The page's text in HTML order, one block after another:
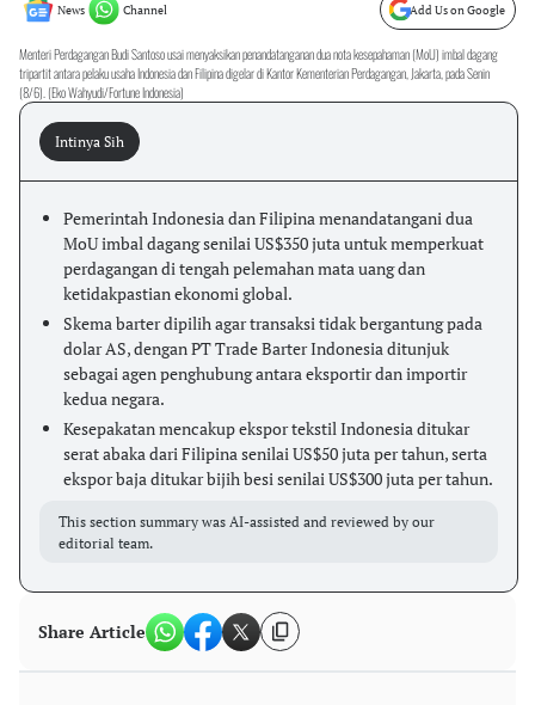
News Channel Add Us on Google
Menteri Perdagangan Budi Santoso usai menyaksikan penandatanganan dua nota kesepahaman (MoU) imbal dagang
tripartit antara pelaku usaha Indonesia dan Filipina digelar di Kantor Kementerian Perdagangan, Jakarta, pada Senin
(8/6). (Eko Wahyudi/Fortune Indonesia)
Intinya Sih
Pemerintah Indonesia dan Filipina menandatangani dua
MoU imbal dagang senilai US$350 juta untuk memperkuat
perdagangan di tengah pelemahan mata uang dan
ketidakpastian ekonomi global.
Skema barter dipilih agar transaksi tidak bergantung pada
dolar AS, dengan PT Trade Barter Indonesia ditunjuk
sebagai agen penghubung antara eksportir dan importir
kedua negara.
Kesepakatan mencakup ekspor tekstil Indonesia ditukar
serat abaka dari Filipina senilai US$50 juta per tahun, serta
ekspor baja ditukar bijih besi senilai US$300 juta per tahun.
This section summary was AI-assisted and reviewed by our
editorial team.
Share Article